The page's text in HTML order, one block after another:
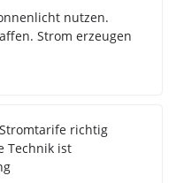
nutzen.
Strom erzeugen
richtig
Technik ist